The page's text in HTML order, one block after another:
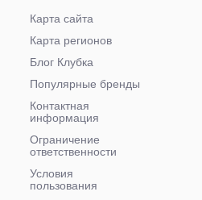
Карта сайта
Карта регионов
Блог Клубка
Популярные бренды
Контактная
информация
Ограничение
ответственности
Условия
пользования